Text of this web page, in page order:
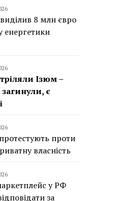
8 млн євро
енергетики
Ізюм –
є
проти
власність
у РФ
за